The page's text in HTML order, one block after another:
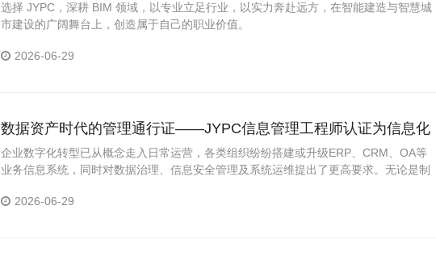
选择 JYPC，深耕 BIM 领域，以专业立足行业，以实力奔赴远方，在智能建造与智慧城
市建设的广阔舞台上，创造属于自己的职业价值。
2026-06-29
数据资产时代的管理通行证——JYPC信息管理工程师认证为信息化
人才加注专业背书
企业数字化转型已从概念走入日常运营，各类组织纷纷搭建或升级ERP、CRM、OA等
业务信息系统，同时对数据治理、信息安全管理及系统运维提出了更高要求。无论是制
来越需要懂信息系统运作的信息管理专才。
2026-06-29